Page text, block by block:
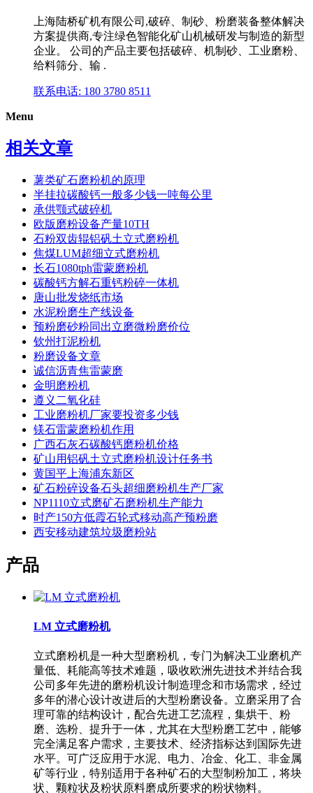
上海陆桥矿机有限公司,破碎、制砂、粉磨装备整体解决
方案提供商,专注绿色智能化矿山机械研发与制造的新型
企业。 公司的产品主要包括破碎、机制砂、工业磨粉、
给料筛分、输 .
联系电话: 180 3780 8511
Menu
相关文章
薯类矿石磨粉机的原理
半挂拉碳酸钙一般多少钱一吨每公里
承供颚式破碎机
欧版磨粉设备产量10TH
石粉双齿辊铝矾土立式磨粉机
焦煤LUM超细立式磨粉机
长石1080tph雷蒙磨粉机
碳酸钙方解石重钙粉碎一体机
唐山批发烧纸市场
水泥粉磨生产线设备
预粉磨砂粉同出立磨微粉磨价位
钦州打泥粉机
粉磨设备文章
诚信沥青焦雷蒙磨
金明磨粉机
遵义二氧化硅
工业磨粉机厂家要投资多少钱
镁石雷蒙磨粉机作用
广西石灰石碳酸钙磨粉机价格
矿山用铝矾土立式磨粉机设计任务书
黄国平上海浦东新区
矿石粉碎设备石头超细磨粉机生产厂家
NP1110立式磨矿石磨粉机生产能力
时产150方低霞石轮式移动高产预粉磨
西安移动建筑垃圾磨粉站
产品
LM 立式磨粉机
立式磨粉机是一种大型磨粉机，专门为解决工业磨机产
量低、耗能高等技术难题，吸收欧洲先进技术并结合我
公司多年先进的磨粉机设计制造理念和市场需求，经过
多年的潜心设计改进后的大型粉磨设备。立磨采用了合
理可靠的结构设计，配合先进工艺流程，集烘干、粉
磨、选粉、提升于一体，尤其在大型粉磨工艺中，能够
完全满足客户需求，主要技术、经济指标达到国际先进
水平。可广泛应用于水泥、电力、冶金、化工、非金属
矿等行业，特别适用于各种矿石的大型制粉加工，将块
状、颗粒状及粉状原料磨成所要求的粉状物料。